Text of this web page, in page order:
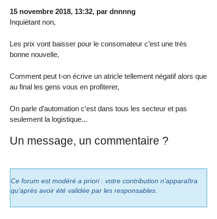
15 novembre 2018, 13:32, par dnnnng
Inquiétant non,
Les prix vont baisser pour le consomateur c’est une très
bonne nouvelle,
Comment peut t-on écrive un atricle tellement négatif alors que
au final les gens vous en profiterer,
On parle d’automation c’est dans tous les secteur et pas
seulement la logistique...
Un message, un commentaire ?
Ce forum est modéré a priori : votre contribution n’apparaîtra
qu’après avoir été validée par les responsables.